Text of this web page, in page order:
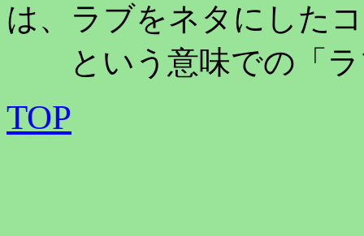
は、ラブをネタにした
という意味での「ラ
TOP